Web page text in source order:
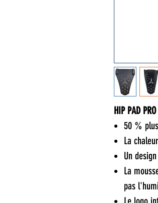
HIP PAD PRO
50 %
La
Un
La
pas